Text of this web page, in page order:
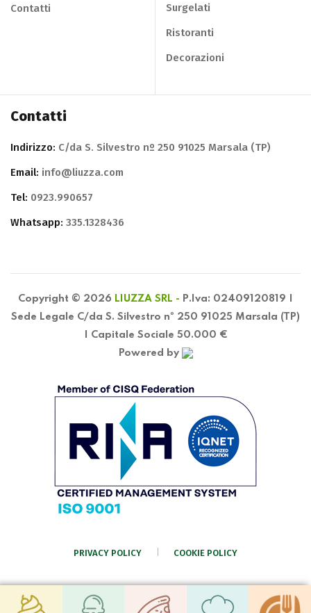
Contatti
Surgelati
Ristoranti
Decorazioni
Contatti
Indirizzo: C/da S. Silvestro nº 250 91025 Marsala (TP)
Email: info@liuzza.com
Tel: 0923.990657
Whatsapp: 335.1328436
Copyright © 2026 LIUZZA SRL - P.Iva: 02409120819 |
Sede Legale C/da S. Silvestro nº 250 91025 Marsala (TP)
| Capitale Sociale 50.000 €
Powered by
PRIVACY POLICY COOKIE POLICY